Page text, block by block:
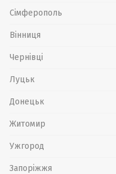
Сімферополь
Вінниця
Чернівці
Луцьк
Донецьк
Житомир
Ужгород
Запоріжжя